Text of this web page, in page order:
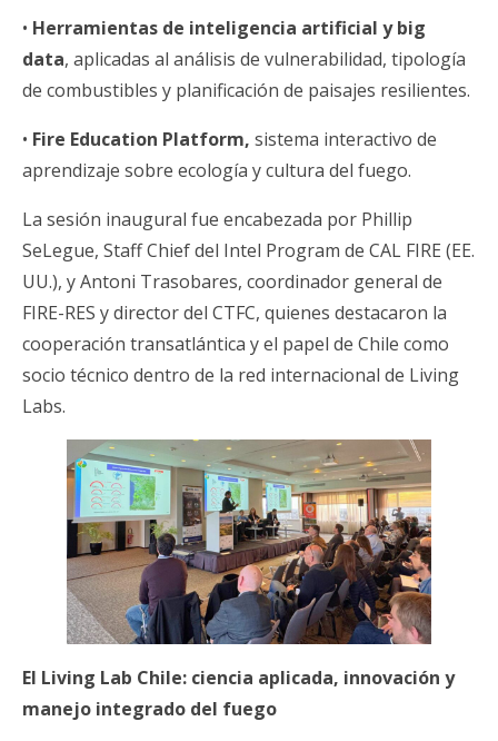
• Herramientas de inteligencia artificial y big
data, aplicadas al análisis de vulnerabilidad, tipología
de combustibles y planificación de paisajes resilientes.
• Fire Education Platform, sistema interactivo de
aprendizaje sobre ecología y cultura del fuego.
La sesión inaugural fue encabezada por Phillip
SeLegue, Staff Chief del Intel Program de CAL FIRE (EE.
UU.), y Antoni Trasobares, coordinador general de
FIRE-RES y director del CTFC, quienes destacaron la
cooperación transatlántica y el papel de Chile como
socio técnico dentro de la red internacional de Living
Labs.
El Living Lab Chile: ciencia aplicada, innovación y
manejo integrado del fuego